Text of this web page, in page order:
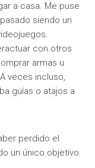
a casa. Me puse
siendo un
con otros
armas u
veces incluso,
guías o atajos a
perdido el
un único objetivo: